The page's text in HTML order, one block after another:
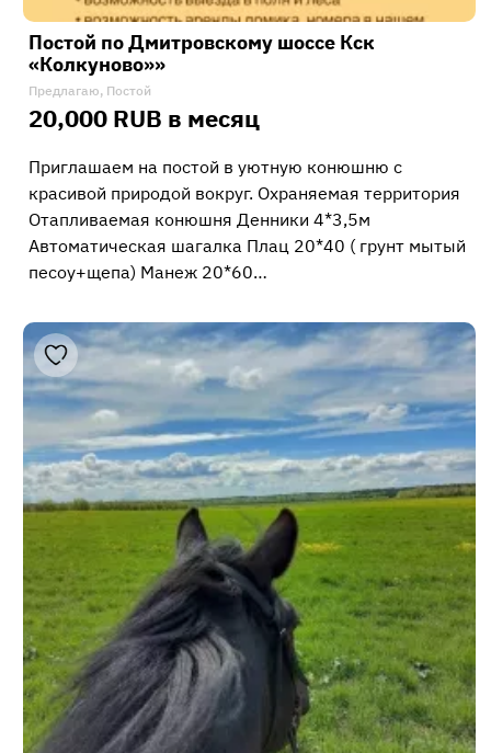
Постой по Дмитровскому шоссе Кск
«Колкуново»»
Предлагаю, Постой
20,000 RUB в месяц
Приглашаем на постой в уютную конюшню с
красивой природой вокруг. Охраняемая территория
Отапливаемая конюшня Денники 4*3,5м
Автоматическая шагалка Плац 20*40 ( грунт мытый
песоу+щепа) Манеж 20*60…